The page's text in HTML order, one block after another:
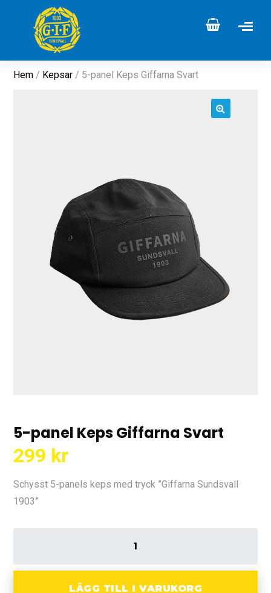
Hem / Kepsar / 5-panel Keps Giffarna Svart
5-panel Keps Giffarna Svart
299 kr
Schysst 5-panels keps med tryck ”Giffarna Sundsvall
1903”
LÄGG TILL I VARUKORG